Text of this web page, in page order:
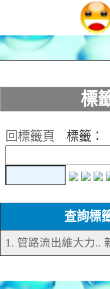
標
回標籤頁
標籤：
查詢標
1. 管路流出維大力..